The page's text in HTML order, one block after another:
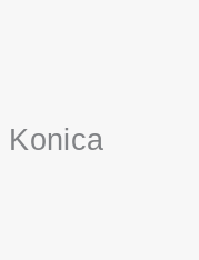
Konica